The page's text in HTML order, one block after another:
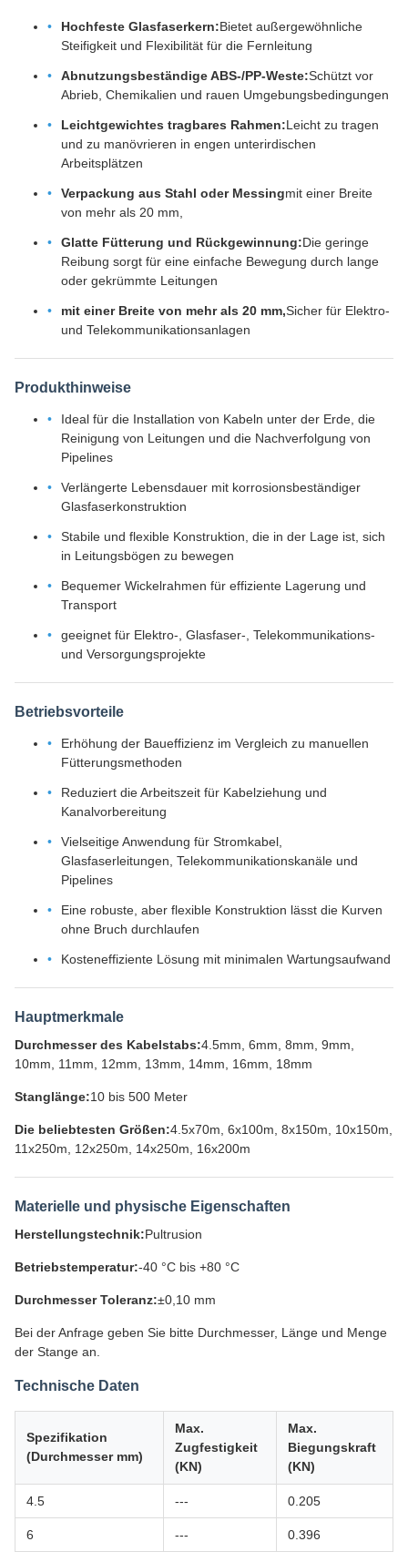
Hochfeste Glasfaserkern:Bietet außergewöhnliche
Steifigkeit und Flexibilität für die Fernleitung
Abnutzungsbeständige ABS-/PP-Weste:Schützt vor
Abrieb, Chemikalien und rauen Umgebungsbedingungen
Leichtgewichtes tragbares Rahmen:Leicht zu tragen
und zu manövrieren in engen unterirdischen
Arbeitsplätzen
Verpackung aus Stahl oder Messingmit einer Breite
von mehr als 20 mm,
Glatte Fütterung und Rückgewinnung:Die geringe
Reibung sorgt für eine einfache Bewegung durch lange
oder gekrümmte Leitungen
mit einer Breite von mehr als 20 mm,Sicher für Elektro-
und Telekommunikationsanlagen
Produkthinweise
Ideal für die Installation von Kabeln unter der Erde, die
Reinigung von Leitungen und die Nachverfolgung von
Pipelines
Verlängerte Lebensdauer mit korrosionsbeständiger
Glasfaserkonstruktion
Stabile und flexible Konstruktion, die in der Lage ist, sich
in Leitungsbögen zu bewegen
Bequemer Wickelrahmen für effiziente Lagerung und
Transport
geeignet für Elektro-, Glasfaser-, Telekommunikations-
und Versorgungsprojekte
Betriebsvorteile
Erhöhung der Baueffizienz im Vergleich zu manuellen
Fütterungsmethoden
Reduziert die Arbeitszeit für Kabelziehung und
Kanalvorbereitung
Vielseitige Anwendung für Stromkabel,
Glasfaserleitungen, Telekommunikationskanäle und
Pipelines
Eine robuste, aber flexible Konstruktion lässt die Kurven
ohne Bruch durchlaufen
Kosteneffiziente Lösung mit minimalen Wartungsaufwand
Hauptmerkmale
Durchmesser des Kabelstabs:4.5mm, 6mm, 8mm, 9mm,
10mm, 11mm, 12mm, 13mm, 14mm, 16mm, 18mm
Stanglänge:10 bis 500 Meter
Die beliebtesten Größen:4.5x70m, 6x100m, 8x150m, 10x150m,
11x250m, 12x250m, 14x250m, 16x200m
Materielle und physische Eigenschaften
Herstellungstechnik:Pultrusion
Betriebstemperatur:-40 °C bis +80 °C
Durchmesser Toleranz:±0,10 mm
Bei der Anfrage geben Sie bitte Durchmesser, Länge und Menge
der Stange an.
Technische Daten
Spezifikation
(Durchmesser mm)
Max.
Zugfestigkeit
(KN)
Max.
Biegungskraft
(KN)
4.5 --- 0.205
6 --- 0.396